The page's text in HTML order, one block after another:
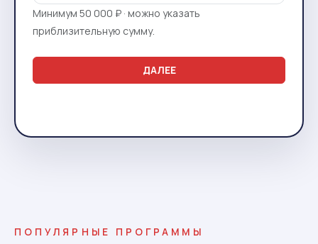
Минимум 50 000 ₽ · можно указать
приблизительную сумму.
ДАЛЕЕ
ПОПУЛЯРНЫЕ ПРОГРАММЫ